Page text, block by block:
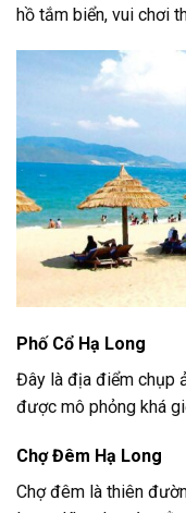
hồ tắm biển, vui chơi
Phố Cổ Hạ Long
Đây là địa điểm chụp
được mô phỏng khá
Chợ Đêm Hạ Long
Chợ đêm là thiên